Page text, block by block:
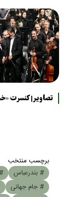
تصاویر| کنسرت
برچسب منتخب
# بندرعباس
# جام جهانی